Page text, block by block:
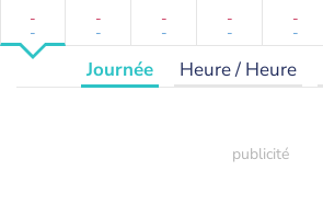
-
-
-
-
-
-
-
-
-
-
Journée Heure / Heure